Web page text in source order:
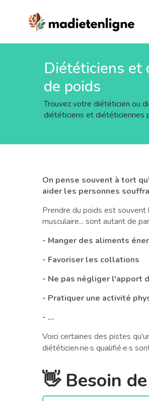
Diététiciens et
de poids
Trouvez votre diététicien ou
diététiciens et diététiciennes
On pense souvent à tort
aider les personnes
Prendre du poids est
musculaire... sont autant de
- Manger des aliments
- Favoriser les collations
- Ne pas négliger l'apport
- Pratiquer une activité
- ...
Voici certaines des pistes
diététicien·ne·s qualifié·e·s
👋 Besoin